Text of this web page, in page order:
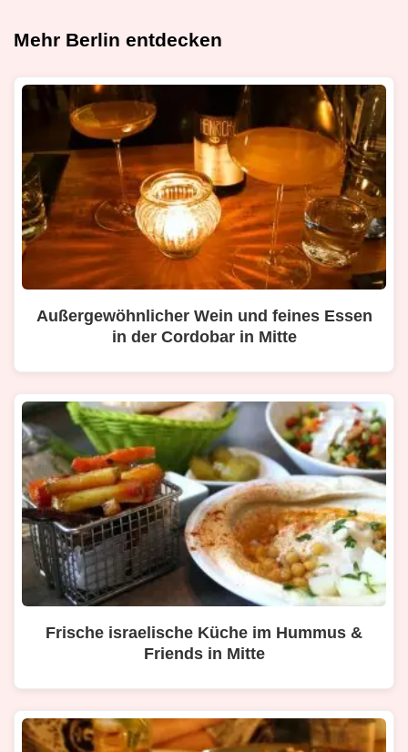
Mehr Berlin entdecken
Außergewöhnlicher Wein und feines Essen
in der Cordobar in Mitte
Frische israelische Küche im Hummus &
Friends in Mitte